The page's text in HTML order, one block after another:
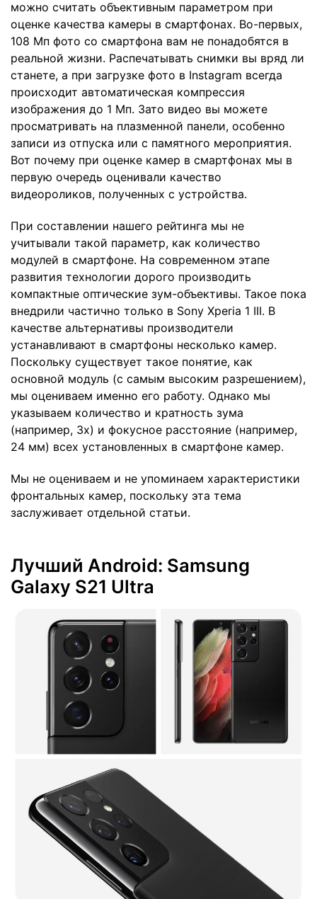
можно считать объективным параметром при
оценке качества камеры в смартфонах. Во-первых,
108 Мп фото со смартфона вам не понадобятся в
реальной жизни. Распечатывать снимки вы вряд ли
станете, а при загрузке фото в Instagram всегда
происходит автоматическая компрессия
изображения до 1 Мп. Зато видео вы можете
просматривать на плазменной панели, особенно
записи из отпуска или с памятного мероприятия.
Вот почему при оценке камер в смартфонах мы в
первую очередь оценивали качество
видеороликов, полученных с устройства.
При составлении нашего рейтинга мы не
учитывали такой параметр, как количество
модулей в смартфоне. На современном этапе
развития технологии дорого производить
компактные оптические зум-объективы. Такое пока
внедрили частично только в Sony Xperia 1 III. В
качестве альтернативы производители
устанавливают в смартфоны несколько камер.
Поскольку существует такое понятие, как
основной модуль (с самым высоким разрешением),
мы оцениваем именно его работу. Однако мы
указываем количество и кратность зума
(например, 3х) и фокусное расстояние (например,
24 мм) всех установленных в смартфоне камер.
Мы не оцениваем и не упоминаем характеристики
фронтальных камер, поскольку эта тема
заслуживает отдельной статьи.
Лучший Android: Samsung
Galaxy S21 Ultra